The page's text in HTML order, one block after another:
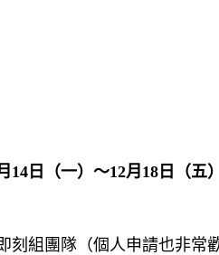
14日（一）～12月18日（五
刻組團隊（個人申請也非常